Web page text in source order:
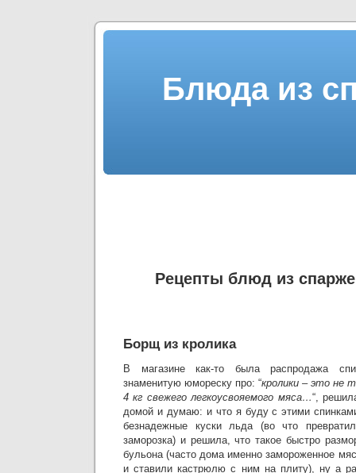
Блюда из
Рецепты блюд из
Борщ из кролика
В магазине как-то была распродажа
знаменитую юмореску про: “кролики – это не
4 кг свежего легкоусвояемого мяса…“,
домой и думаю: и что я буду с этими
безнадежные куски льда (во что
заморозка) и решила, что такое быстро
бульона (часто дома именно замороженное
и ставили кастрюлю с ним на плиту), ну а